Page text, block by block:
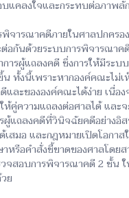
แคลงใจและกระทบต่อภาพ
ารณาคดีภายในศาลปกครอ
อกันด้วยระบบการพิจารณ
ผู้แถลงคดี ซึ่งการให้มีระบ
งนี้เพราะหากองค์คณะไม่
ละขององค์คณะได้ง่าย เนื่
ความแถลงต่อศาลได้ และ
ถลงคดีที่วินิจฉัยคดีอย่างอิ
สมอ และกฎหมายเปิดโอก
หรือคำสั่งชี้ขาดของศาลโด
สอบการพิจารณาคดี 2 ชั้น
ย